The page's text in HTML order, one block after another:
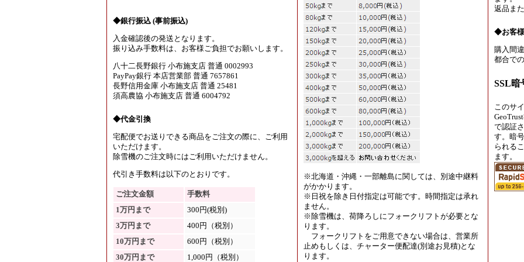
◆銀行振込 (事前振込)
入金確認後の発送となります。
振り込み手数料は、お客様ご負担でお願いします。
八十二長野銀行 小布施支店 普通 0002993
PayPay銀行 本店営業部 普通 7657861
長野信用金庫 小布施支店 普通 25481
須高農協 小布施支店 普通 6004792
◆代金引換
宅配便でお送りできる商品をご注文の際に、ご利用
いただけます。
除雪機のご注文時にはご利用いただけません。
代引き手数料は以下のとおりです。
ご注文金額
手数料
1万円まで
300円(税別)
3万円まで
400円（税別）
10万円まで
600円（税別）
30万円まで
1,000円（税別）
※北海道・沖縄・一部離島に関しては、別途中継料
がかかります。
※日祝を除き日付指定は可能です。時間指定は承れ
ません。
※除雪機は、荷降ろしにフォークリフトが必要とな
ります。
フォークリフトをご用意できない場合は、営業所
止めもしくは、チャーター便配達(別途お見積)とな
ります。
返品ま
◆お客
購入間
都合で
SSL暗
このサ
で認証
す。暗
られる
ます。